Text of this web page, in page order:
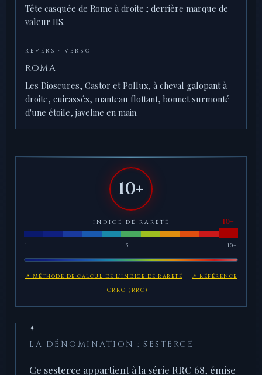
Tête casquée de Rome à droite ; derrière marque de
valeur IIS.
REVERS · VERSO
ROMA
Les Dioscures, Castor et Pollux, à cheval galopant à
droite, cuirassés, manteau flottant, bonnet surmonté
d'une étoile, javeline en main.
10+
INDICE DE RARETÉ
1 5 10+
↗ Méthode de calcul de l'indice de rareté
↗ Référence
CRRO (RRC)
✦
LA DÉNOMINATION : SESTERCE
Ce sesterce appartient à la série RRC 68, émise